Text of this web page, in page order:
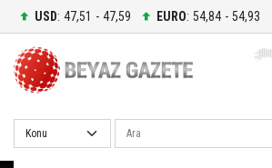
USD: 47,51 - 47,59 EURO: 54,84 - 54,93
Ara